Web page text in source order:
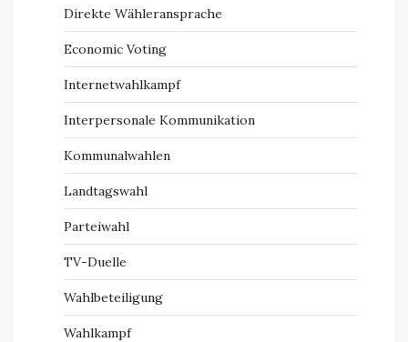
Direkte Wähleransprache
Economic Voting
Internetwahlkampf
Interpersonale Kommunikation
Kommunalwahlen
Landtagswahl
Parteiwahl
TV-Duelle
Wahlbeteiligung
Wahlkampf